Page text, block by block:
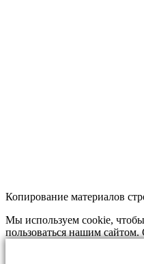
Копирование материалов
Мы используем cookie,
пользоваться нашим